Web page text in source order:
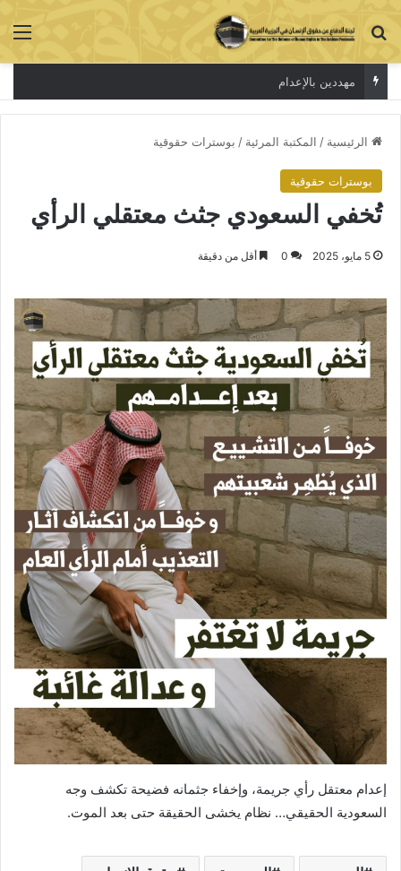
بحث عن
مهددين بالإعدام
الرئيسية / المكتبة المرئية / بوسترات حقوقية
بوسترات حقوقية
تُخفي السعودي جثث معتقلي الرأي
5 مايو، 2025 0 أقل من دقيقة
إعدام معتقل رأي جريمة، وإخفاء جثمانه فضيحة تكشف وجه
السعودية الحقيقي… نظام يخشى الحقيقة حتى بعد الموت.